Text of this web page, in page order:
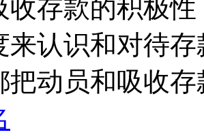
收存款的积极
来认识和对待
把动员和吸收